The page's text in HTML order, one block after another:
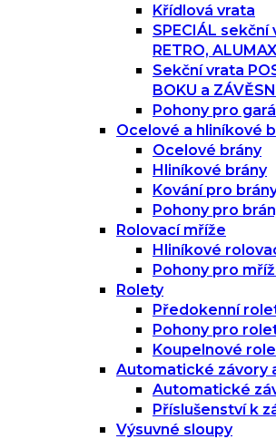
Křídlová vrata
SPECIÁL sekční
RETRO, ALUMAX
Sekční vrata
BOKU a
Pohony pro
Ocelové a hliníkové
Ocelové brány
Hliníkové brány
Kování pro
Pohony pro
Rolovací mříže
Hliníkové
Pohony pro
Rolety
Předokenní
Pohony pro
Koupelnové
Automatické závory
Automatické
Příslušenství k
Výsuvné sloupy